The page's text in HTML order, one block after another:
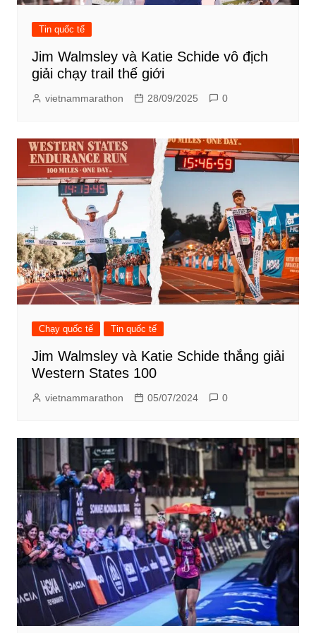
Tin quốc tế
Jim Walmsley và Katie Schide vô địch
giải chạy trail thế giới
vietnammarathon 28/09/2025 0
Chạy quốc tế Tin quốc tế
Jim Walmsley và Katie Schide thắng giải
Western States 100
vietnammarathon 05/07/2024 0